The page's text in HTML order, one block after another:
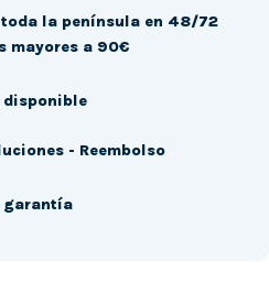
la península en 48/72
mayores a 90€
- Reembolso
garantía